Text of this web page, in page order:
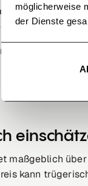
möglicherweise
der Dienste
beim
Immobilie
maßgeblich
kann